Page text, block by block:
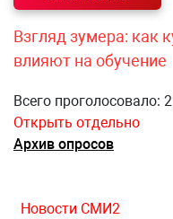
Взгляд зумера: как
влияют на обучение
Всего проголосовало:
Открыть отдельно
Архив опросов
Новости СМИ2